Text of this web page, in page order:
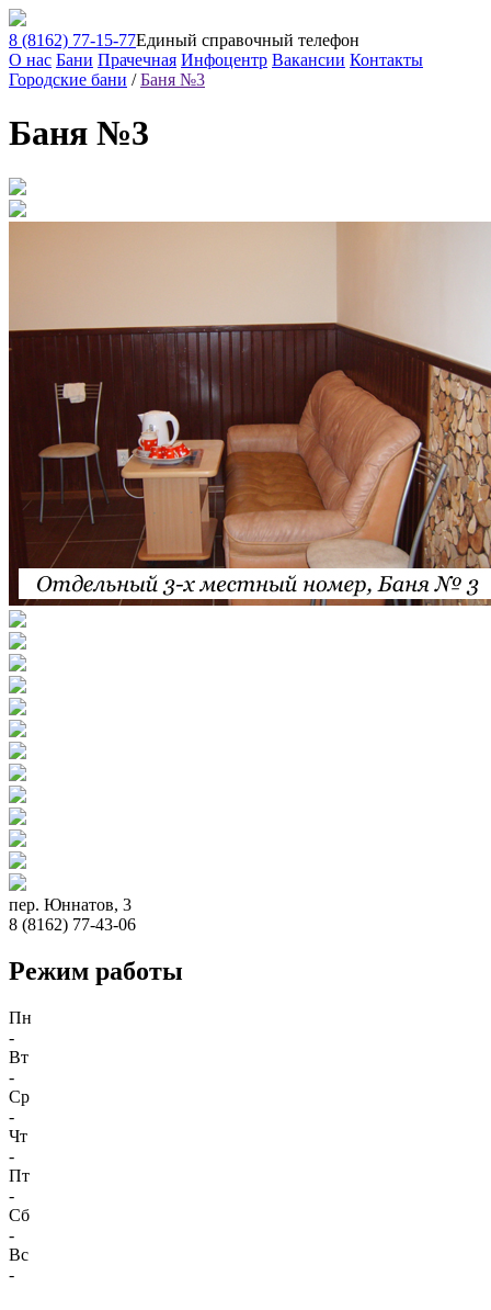
8 (8162) 77-15-77Единый справочный телефон
О нас Бани Прачечная Инфоцентр Вакансии Контакты
Городские бани /Баня №3
Баня №3
пер. Юннатов, 3
8 (8162) 77-43-06
Режим работы
Пн
-
Вт
-
Ср
-
Чт
-
Пт
-
Сб
-
Вс
-